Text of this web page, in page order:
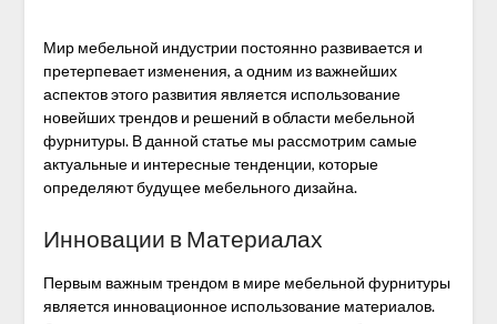
Мир мебельной индустрии постоянно развивается и
претерпевает изменения, а одним из важнейших
аспектов этого развития является использование
новейших трендов и решений в области мебельной
фурнитуры. В данной статье мы рассмотрим самые
актуальные и интересные тенденции, которые
определяют будущее мебельного дизайна.
Инновации в Материалах
Первым важным трендом в мире мебельной фурнитуры
является инновационное использование материалов.